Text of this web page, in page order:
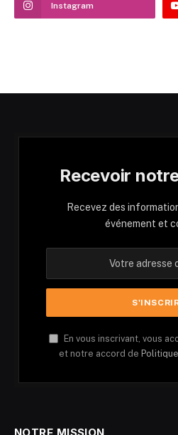
Instagram
Recevoir
Recevez des
événement et
En vous inscrivant, vous
et notre accord de